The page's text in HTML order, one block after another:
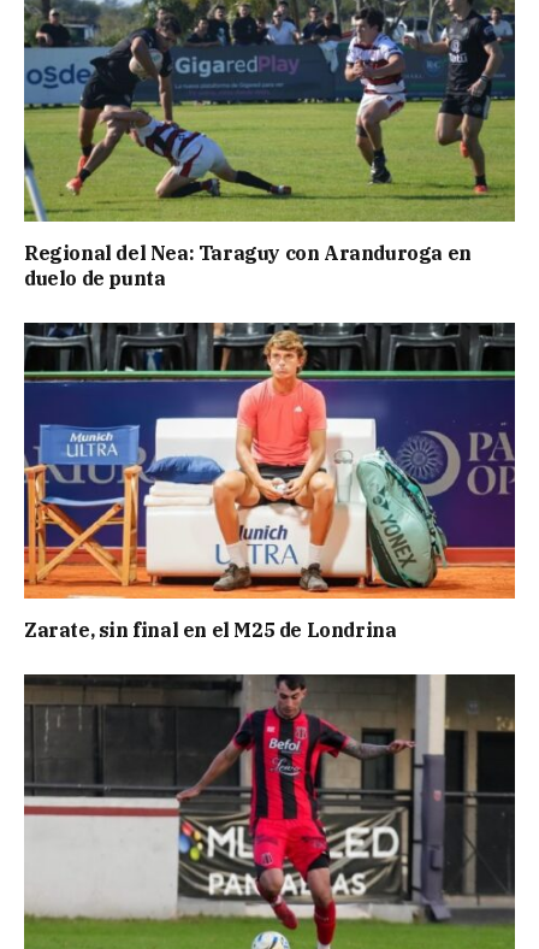
Regional del Nea: Taraguy con Aranduroga en
duelo de punta
Zarate, sin final en el M25 de Londrina